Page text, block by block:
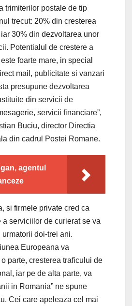
trimiterilor postale de tip
trecut: 20% din cresterea
30% din dezvoltarea unor
Potentialul de crestere a
foarte mare, in special
mail, publicitate si vanzari
presupune dezvoltarea
din servicii de
servicii financiare”,
Buciu, director Directia
din cadrul Postei Romane.
agentul
si firmele private cred ca
a serviciilor de curierat se va
doi-trei ani.
Europeana va
parte, cresterea traficului de
iar pe de alta parte, va
in Romania” ne spune
Cei care apeleaza cel mai